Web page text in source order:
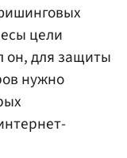
цели
он, для защиты
нужно